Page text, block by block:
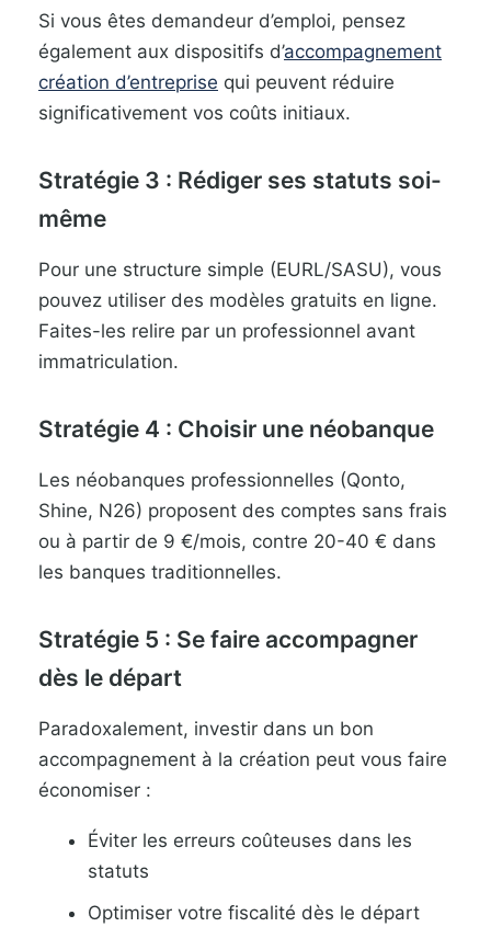
Si vous êtes demandeur d’emploi, pensez
également aux dispositifs d’accompagnement
création d’entreprise qui peuvent réduire
significativement vos coûts initiaux.
Stratégie 3 : Rédiger ses statuts soi-
même
Pour une structure simple (EURL/SASU), vous
pouvez utiliser des modèles gratuits en ligne.
Faites-les relire par un professionnel avant
immatriculation.
Stratégie 4 : Choisir une néobanque
Les néobanques professionnelles (Qonto,
Shine, N26) proposent des comptes sans frais
ou à partir de 9 €/mois, contre 20-40 € dans
les banques traditionnelles.
Stratégie 5 : Se faire accompagner
dès le départ
Paradoxalement, investir dans un bon
accompagnement à la création peut vous faire
économiser :
Éviter les erreurs coûteuses dans les
statuts
Optimiser votre fiscalité dès le départ